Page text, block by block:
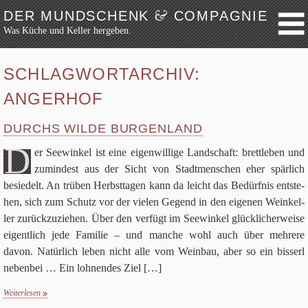
DER MUNDSCHENK&COMPAGNIE
Was Küche und Keller hergeben.
Weiter zum Inhalt
Festmahl
Küche
Keller
Markttag
Hortikultur
Werkzeug
Schaustücke
Potpourri
Rezepte
SCHLAGWORTARCHIV:
ANGERHOF
DURCHS WILDE BURGENLAND
D er See­win­kel ist eine eigen­wil­lige Land­schaft: brett­le­ben und
zumin­dest aus der Sicht von Stadt­men­schen eher spär­lich
besie­delt. An trü­ben Herbst­ta­gen kann da leicht das Bedürf­nis ent­ste­
hen, sich zum Schutz vor der vie­len Gegend in den eige­nen Wein­kel­
ler zurück­zu­zie­hen. Über den ver­fügt im See­win­kel glück­li­cher­weise
eigent­lich jede Fami­lie – und man­che wohl auch über meh­rere
davon. Natür­lich leben nicht alle vom Wein­bau, aber so ein bis­serl
neben­bei … Ein loh­nen­des Ziel […]
Weiterlesen